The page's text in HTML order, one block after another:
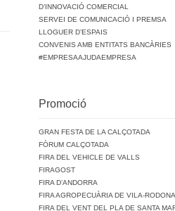
D’INNOVACIÓ COMERCIAL
SERVEI DE COMUNICACIÓ I PREMSA
LLOGUER D’ESPAIS
CONVENIS AMB ENTITATS BANCÀRIES
#EMPRESAAJUDAEMPRESA
Promoció
GRAN FESTA DE LA CALÇOTADA
FÒRUM CALÇOTADA
FIRA DEL VEHICLE DE VALLS
FIRAGOST
FIRA D’ANDORRA
FIRA AGROPECUÀRIA DE VILA-RODONA
FIRA DEL VENT DEL PLA DE SANTA